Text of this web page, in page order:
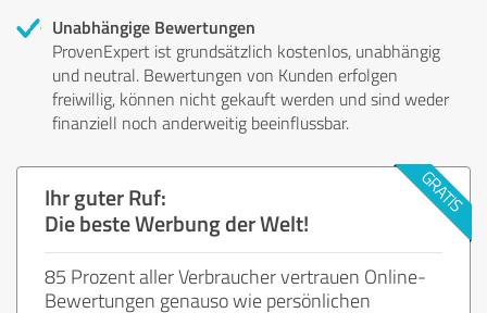
Unabhängige Bewertungen
ProvenExpert ist grundsätzlich kostenlos, unabhängig
und neutral. Bewertungen von Kunden erfolgen
freiwillig, können nicht gekauft werden und sind weder
finanziell noch anderweitig beeinflussbar.
Ihr guter Ruf:
Die beste Werbung der Welt!
85 Prozent aller Verbraucher vertrauen Online-
Bewertungen genauso wie persönlichen